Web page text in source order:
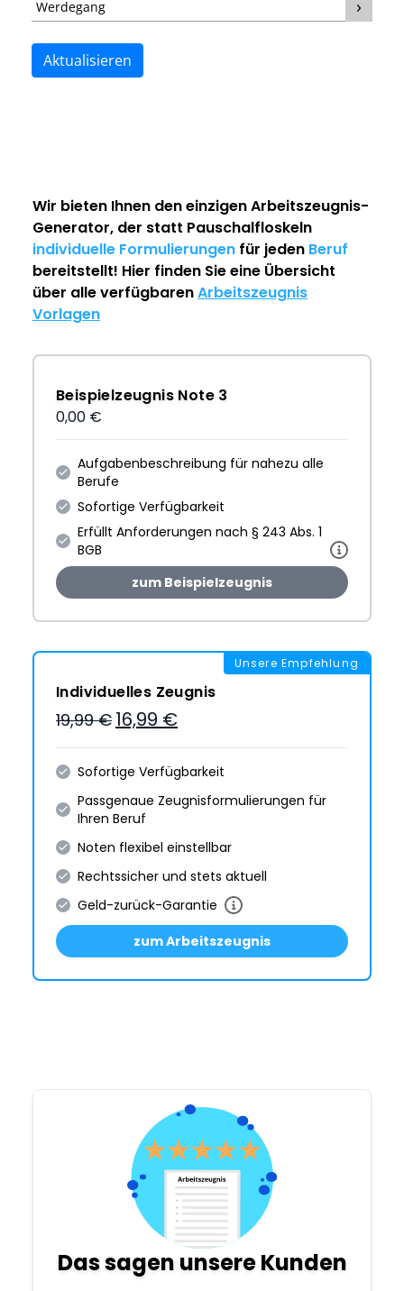
Werdegang
Aktualisieren
Wir bieten Ihnen den einzigenArbeitszeugnis-
Generator, der statt Pauschalfloskeln
individuelle Formulierungen für jeden Beruf
bereitstellt! Hier finden Sie eine Übersicht
über alle verfügbarenArbeitszeugnis
Vorlagen
Beispielzeugnis Note 3
0,00 €
Aufgabenbeschreibung für nahezu alle
Berufe
Sofortige Verfügbarkeit
Erfüllt Anforderungen nach § 243 Abs. 1
BGB
zum Beispielzeugnis
Unsere Empfehlung
Individuelles Zeugnis
19,99 € 16,99 €
Sofortige Verfügbarkeit
Passgenaue Zeugnis­formulie­rungen für
Ihren Beruf
Noten flexibel einstellbar
Rechtssicher und stets aktuell
Geld-zurück-Garantie
zum Arbeitszeugnis
Das sagen unsere Kunden